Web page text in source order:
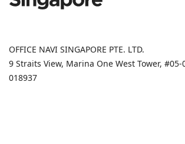
OFFICE NAVI SINGAPORE PTE. LTD.
9 Straits View, Marina One West Tower,
018937